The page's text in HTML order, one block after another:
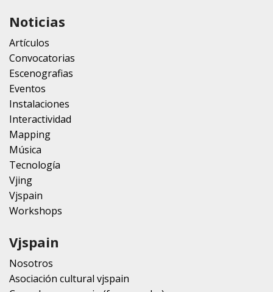
Noticias
Artículos
Convocatorias
Escenografias
Eventos
Instalaciones
Interactividad
Mapping
Música
Tecnología
Vjing
Vjspain
Workshops
Vjspain
Nosotros
Asociación cultural vjspain